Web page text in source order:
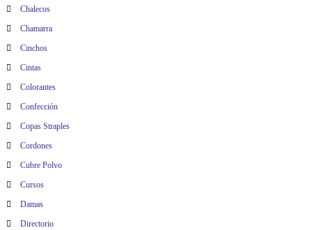
Chalecos
Chamarra
Cinchos
Cintas
Colorantes
Confección
Copas Straples
Cordones
Cubre Polvo
Cursos
Damas
Directorio